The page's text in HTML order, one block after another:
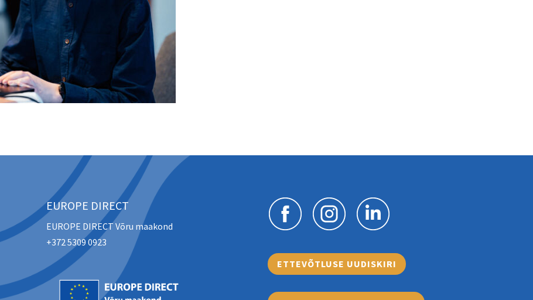
EUROPE DIRECT
EUROPE DIRECT Võru maakond
+372 5309 0923
ETTEVÕTLUSE UUDISKIRI